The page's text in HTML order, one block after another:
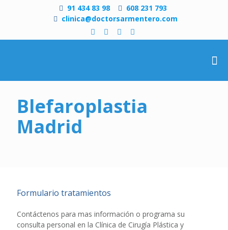
91 434 83 98
608 231 793
clinica@doctorsarmentero.com
Blefaroplastia
Madrid
Formulario tratamientos
Contáctenos para mas información o programa su
consulta personal en la Clínica de Cirugía Plástica y